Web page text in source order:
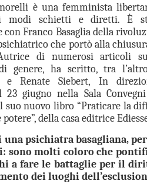
è una femminista
modi schietti e diretti. È
con Franco Basaglia della
che portò alla
di numerosi articoli
genere, ha scritto, tra
e Renate Siebert, In
23 giugno nella Sala
suo nuovo libro “Praticare la
della casa editrice
psichiatra basagliana,
sono molti coloro che
a fare le battaglie per il
dei luoghi